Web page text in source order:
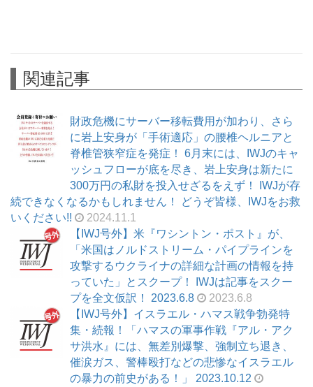
関連記事
財政危機にサーバー移転費用が加わり、さら
に岩上安身が「手術適応」の腰椎ヘルニアと
脊椎管狭窄症を発症！ 6月末には、IWJのキャ
ッシュフローが底を尽き、岩上安身は新たに
300万円の私財を投入せざるをえず！ IWJが存
続できなくなるかもしれません！ どうぞ皆様、IWJをお救
いください!!
2024.11.1
【IWJ号外】米『ワシントン・ポスト』が、
「米国はノルドストリーム・パイプラインを
攻撃するウクライナの詳細な計画の情報を持
っていた」とスクープ！ IWJは記事をスクー
プを全文仮訳！ 2023.6.8
2023.6.8
【IWJ号外】イスラエル・ハマス戦争勃発特
集・続報！「ハマスの軍事作戦『アル・アク
サ洪水』には、無差別爆撃、強制立ち退き、
催涙ガス、警棒殴打などの悲惨なイスラエル
の暴力の前史がある！」 2023.10.12